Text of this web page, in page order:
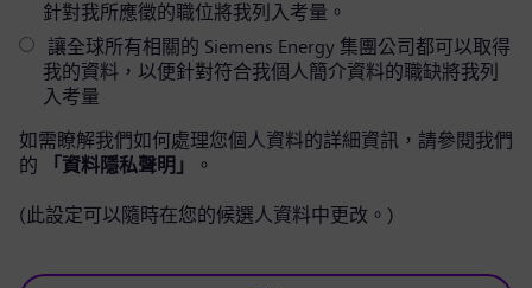
針對我所應徵的職位將我列入考量。
讓全球所有相關的 Siemens Energy 集團公司都可以取得
我的資料，以便針對符合我個人簡介資料的職缺將我列
入考量
如需瞭解我們如何處理您個人資料的詳細資訊，請參閱我們
的
「資料隱私聲明」 。
(此設定可以隨時在您的候選人資料中更改。)